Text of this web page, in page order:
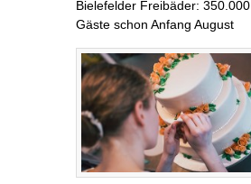
Bielefelder Freibäder: 350.000
Gäste schon Anfang August